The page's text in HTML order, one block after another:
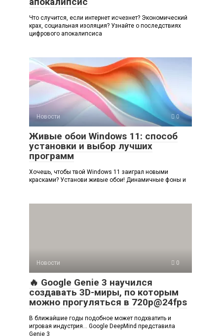
Что случится, если интернет исчезнет? Экономический
крах, социальная изоляция? Узнайте о последствиях
цифрового апокалипсиса
Новости 0
Живые обои Windows 11: способ
установки и выбор лучших
программ
Хочешь, чтобы твой Windows 11 заиграл новыми
красками? Установи живые обои! Динамичные фоны и
Новости 0
🔥 Google Genie 3 научился
создавать 3D-миры, по которым
можно прогуляться в 720p@24fps
В ближайшие годы подобное может подхватить и
игровая индустрия… Google DeepMind представила
Genie 3